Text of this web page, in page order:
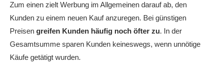
Zum einen zielt Werbung im Allgemeinen darauf ab, den
Kunden zu einem neuen Kauf anzuregen. Bei günstigen
Preisen greifen Kunden häufig noch öfter zu. In der
Gesamtsumme sparen Kunden keineswegs, wenn unnötige
Käufe getätigt wurden.